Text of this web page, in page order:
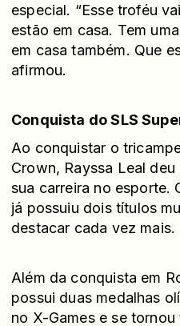
especial. “Esse troféu
estão em casa. Tem
em casa também. Que
afirmou.
Conquista do SLS
Ao conquistar o
Crown, Rayssa Leal
sua carreira no esporte.
já possuiu dois títulos
destacar cada vez mais.
Além da conquista em
possui duas medalhas
no X-Games e se